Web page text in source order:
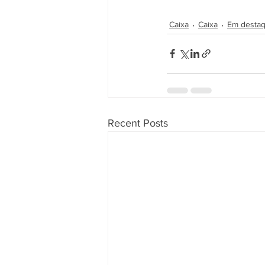
Caixa Caixa Em
Recent Posts